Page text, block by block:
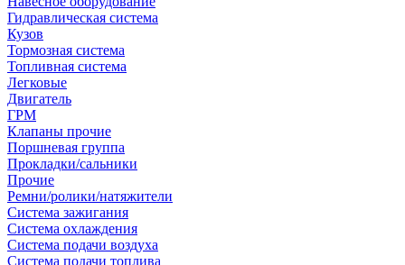
Гидравлическая система
Кузов
Тормозная система
Топливная система
Легковые
Двигатель
ГРМ
Клапаны прочие
Поршневая группа
Прокладки/сальники
Прочие
Ремни/ролики/натяжители
Система зажигания
Система охлаждения
Система подачи воздуха
Система подачи топлива